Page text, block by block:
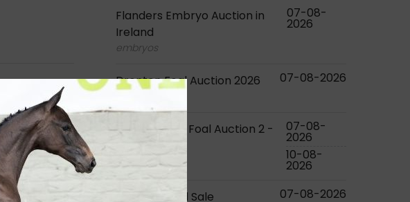
Flanders Embryo Auction in
Ireland
embryos
07-08-
2026
Dronten Foal Auction 2026 07-08-2026
KWPN Online Foal Auction 2 -
07-08-
2026
10-08-
2026
RDS Elite Foal Sale
07-08-2026